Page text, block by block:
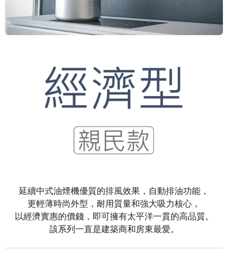
延續中式油煙機優質的排風效果，自動排油功能，
更輕薄時尚外型，耐用質量和強大吸力核心，
以經濟實惠的價錢，即可擁有太平洋一貫的高品質。
該系列一直是建築商和房東最愛。